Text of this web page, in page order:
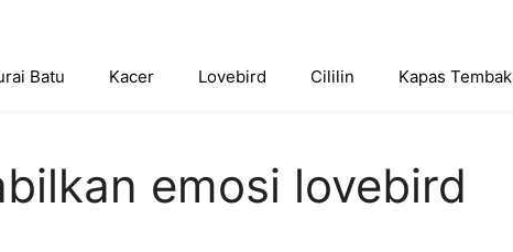
Batu Kacer Lovebird Cililin Kapas Tembak
emosi lovebird